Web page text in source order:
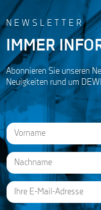
NEWSLETTER
IMMER
Abonnieren Sie unseren
Neuigkeiten rund um
N
a
m
e
*
First
Last
G
D
P
E
m
a